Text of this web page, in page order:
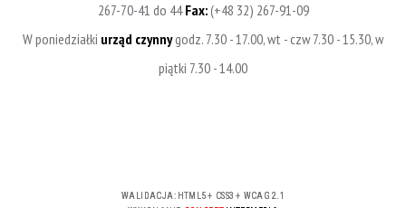
267-70-41 do 44Fax:(+48 32) 267-91-09
W poniedziałki urząd czynnygodz. 7.30 - 17.00, wt - czw 7.30 - 15.30, w
piątki 7.30 - 14.00
WALIDACJA: HTML5+ CSS3 + WCAG 2.1